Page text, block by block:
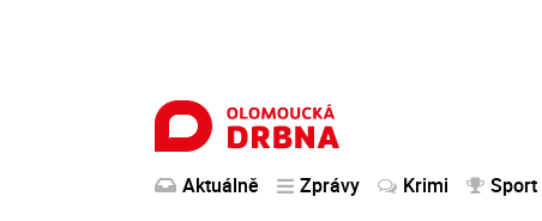
Aktuálně Zprávy Krimi Sport